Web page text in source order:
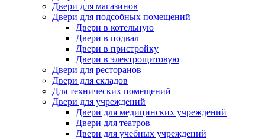
Двери для магазинов
Двери для подсобных помещений
Двери в котельную
Двери в подвал
Двери в пристройку
Двери в электрощитовую
Двери для ресторанов
Двери для складов
Для технических помещений
Двери для учреждений
Двери для медицинских учреждений
Двери для театров
Двери для учебных учреждений